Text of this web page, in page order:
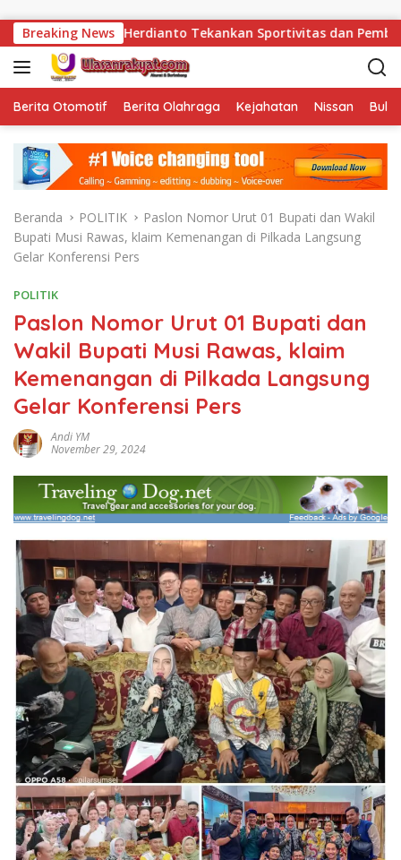
Breaking News
Herdianto Tekankan Sportivitas dan Pembinaan Warga
Berita Otomotif Berita Olahraga Kejahatan Nissan
Beranda POLITIK
Paslon Nomor Urut 01 Bupati dan Wakil
Bupati Musi Rawas, klaim Kemenangan di Pilkada Langsung
Gelar Konferensi Pers
POLITIK
Paslon Nomor Urut 01 Bupati dan
Wakil Bupati Musi Rawas, klaim
Kemenangan di Pilkada Langsung
Gelar Konferensi Pers
Andi YM
November 29, 2024